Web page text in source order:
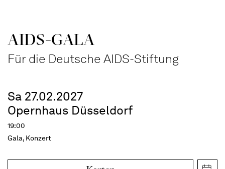
AIDS-GALA
Für die Deutsche AIDS-Stiftung
Sa 27.02.2027
Opernhaus Düsseldorf
19:00
Gala, Konzert